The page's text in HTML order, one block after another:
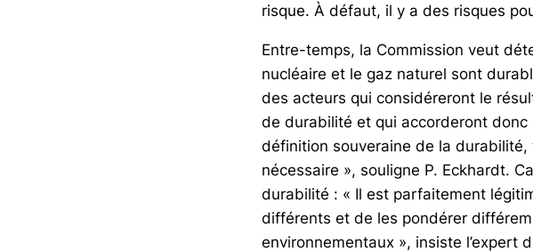
risque. À défaut, il y a des risques
Entre-temps, la Commission veut
nucléaire et le gaz naturel sont
des acteurs qui considéreront le
de durabilité et qui accorderont
définition souveraine de la durabilité,
nécessaire », souligne P. Eckhardt.
durabilité : « Il est parfaitement
différents et de les pondérer
environnementaux », insiste l’expert